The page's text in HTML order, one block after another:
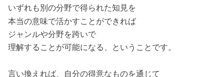
いずれも別の分野で得られた知見を
本当の意味で活かすことができれば
ジャンルや分野を跨いで
理解することが可能になる、ということです。
言い換えれば、自分の得意なものを通じて